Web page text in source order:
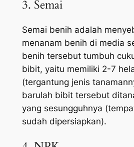
3. Semai
Semai benih adalah
menanam benih di media
benih tersebut tumbuh
bibit, yaitu memiliki 2-7
(tergantung jenis
barulah bibit tersebut
yang sesungguhnya
sudah dipersiapkan).